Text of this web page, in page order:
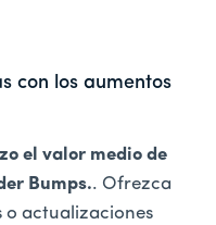
con los aumentos
el valor medio de
Bumps.. Ofrezca
o actualizaciones